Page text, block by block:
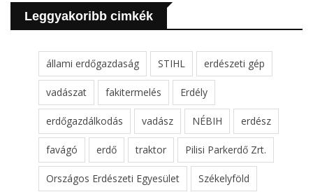
Leggyakoribb cimkék
állami erdőgazdaság STIHL erdészeti gép
vadászat fakitermelés Erdély
erdőgazdálkodás vadász NÉBIH erdész
favágó erdő traktor Pilisi Parkerdő Zrt.
Országos Erdészeti Egyesület Székelyföld